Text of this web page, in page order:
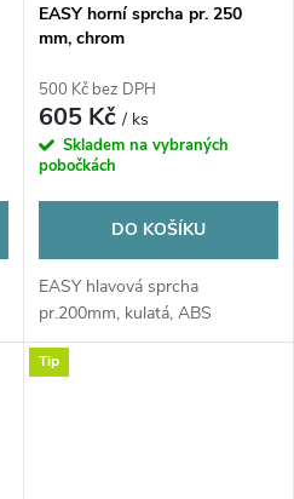
EASY horní sprcha pr. 250
mm, chrom
500 Kč bez DPH
605 Kč/ ks
Skladem na vybraných
pobočkách
DO KOŠÍKU
EASY hlavová sprcha
pr.200mm, kulatá, ABS
Tip